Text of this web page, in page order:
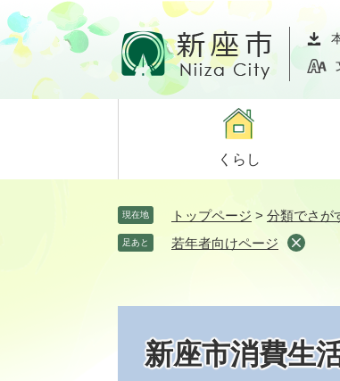
ペ
ー
ジ
メ
ニ
ュ
て
くらし
現在地 トップページ > 分類でさが
足あと 若年者向けページ
新座市消費生